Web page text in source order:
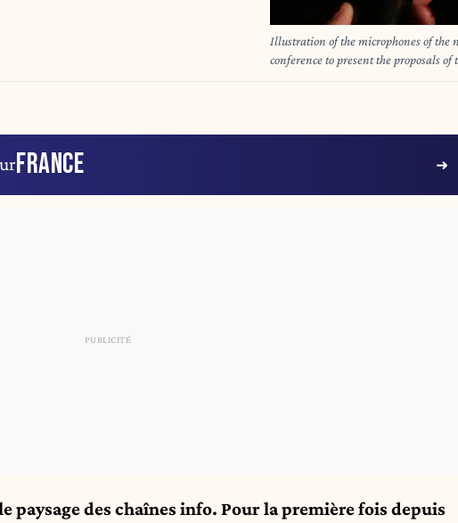
Illustration of the microphones of the
conference to present the proposals
installations on other people s land
autrui a l Hotel Beauveau a Paris le 7 juillet 2025. Quentin de Groeve /
FRANCE
paysage des chaînes info. Pour la première fois depuis